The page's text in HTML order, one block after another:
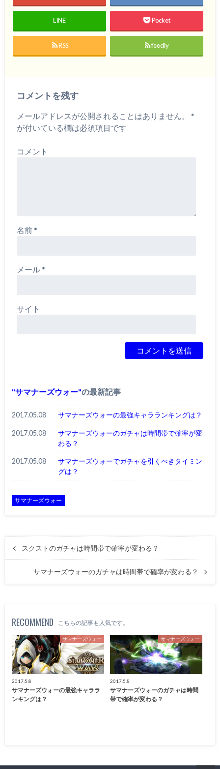
LINE Pocket
RSS feedly
コメントを残す
メールアドレスが公開されることはありません。
*
が付いている欄は必須項目です
コメント
名前*
メール*
サイト
サマナーズウォー の最新記事
2017.05.08 サマナーズウォーの最強キャラランキングは？
2017.05.08
サマナーズウォーのガチャは時間帯で確率が変
わる？
2017.05.08
サマナーズウォーでガチャを引くべきタイミン
グは？
サマナーズウォー
スクストのガチャは時間帯で確率が変わる？
サマナーズウォーのガチャは時間帯で確率が変わる？
RECOMMEND こちらの記事も人気です。
サマナーズウォー
2017.5.8
サマナーズウォーの最強キャララ
ンキングは？
サマナーズウォー
2017.5.8
サマナーズウォーのガチャは時間
帯で確率が変わる？